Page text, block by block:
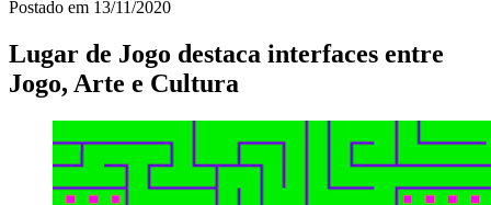
Postado em 13/11/2020
Lugar de Jogo destaca interfaces entre
Jogo, Arte e Cultura